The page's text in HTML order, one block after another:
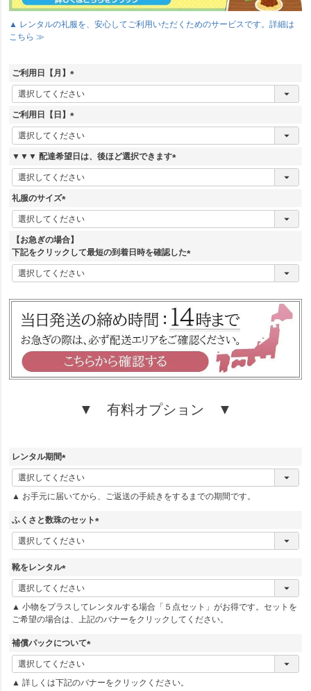
▲ レンタルの礼服を、安心してご利用いただくためのサービスです。詳細は
こちら ≫
ご利用日【月】
(
必
須
)
ご利用日【日】
(
必
須
)
▼▼▼ 配達希望日は、後ほど選択できます
(
必
)
礼服のサイズ
(
必
須
)
【お急ぎの場合】
下記をクリックして最短の到着日時を確認した
(
必
)
▼ 有料オプション ▼
レンタル期間
(
必
須
▲ お手元に届いてから、ご返送の手続きをするまでの期間です。
ふくさと数珠のセット
(
必
靴をレンタル
(
必
須
)
▲ 小物をプラスしてレンタルする場合「５点セット」がお得です。セットを
ご希望の場合は、上記のバナーをクリックしてください。
補償パックについて
(
必
須
▲ 詳しくは下記のバナーをクリックください。